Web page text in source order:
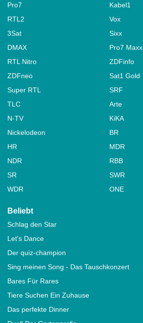
Pro7
Kabel1
RTL2
Vox
3Sat
Sixx
DMAX
Pro7 Maxx
RTL Nitro
ZDFinfo
ZDFneo
Sat1 Gold
Super RTL
SRF
TLC
Arte
N-TV
KiKA
Nickelodeon
BR
HR
MDR
NDR
RBB
SR
SWR
WDR
ONE
Beliebt
Schlag den Star
Let's Dance
Der quiz-champion
Sing meinen Song - Das Tauschkonzert
Bares Für Rares
Tiere Suchen Ein Zuhause
Das perfekte Dinner